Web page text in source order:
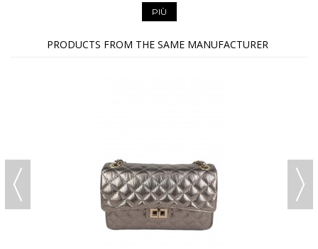
PIÙ
PRODUCTS FROM THE SAME MANUFACTURER